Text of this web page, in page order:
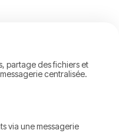
partage des fichiers et
centralisée.
via une messagerie